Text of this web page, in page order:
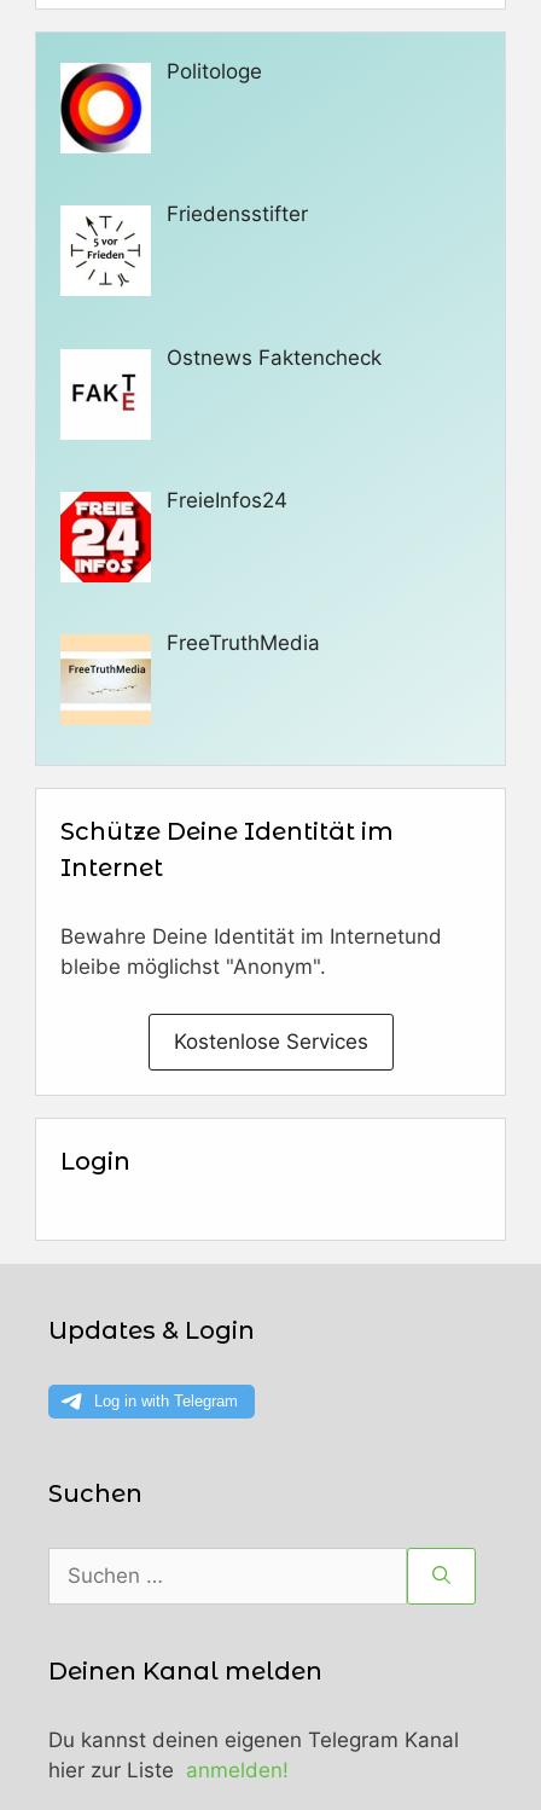
Politologe
Friedensstifter
Ostnews Faktencheck
FreieInfos24
FreeTruthMedia
Schütze Deine Identität im
Internet
Bewahre Deine Identität im Internetund
bleibe möglichst "Anonym".
Kostenlose Services
Login
Updates & Login
Suchen
nach:
Deinen Kanal melden
Du kannst deinen eigenen Telegram Kanal
hier zur Liste anmelden!